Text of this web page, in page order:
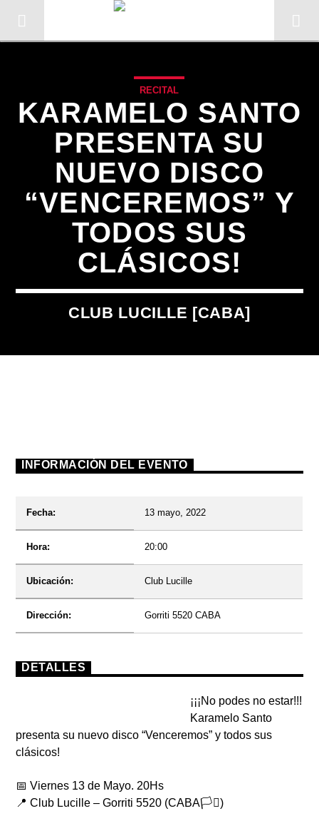
CANCIÓN ACTUAL
TÍTULO
RECITAL
KARAMELO SANTO
PRESENTA SU
NUEVO DISCO
“VENCEREMOS” Y
TODOS SUS
CLÁSICOS!
CLUB LUCILLE [CABA]
INFORMACIÓN DEL EVENTO
Fecha: 13 mayo, 2022
Hora: 20:00
Ubicación: Club Lucille
Dirección: Gorriti 5520 CABA
DETALLES
¡¡¡No podes no estar!!!
Karamelo Santo
presenta su nuevo disco“Venceremos” y todos sus
clásicos!
📅 Viernes 13 de Mayo. 20Hs
📍 Club Lucille – Gorriti 5520 (CABA🏳️‍⚧️)